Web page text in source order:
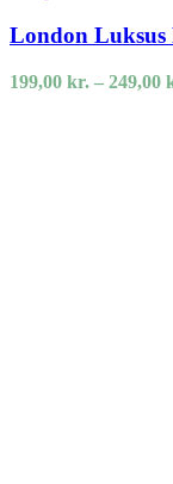
London Luksus
199,00 kr. – 249,00